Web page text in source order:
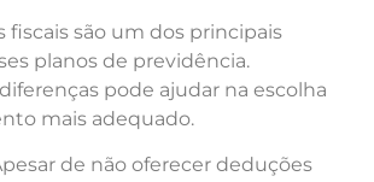
fiscais são um dos principais
planos de previdência.
pode ajudar na escolha
mais adequado.
de não oferecer deduções